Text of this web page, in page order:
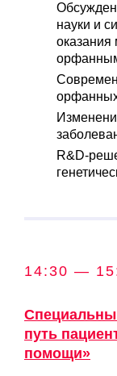
науки и
R&D-
14:30 —
путь
помощи»